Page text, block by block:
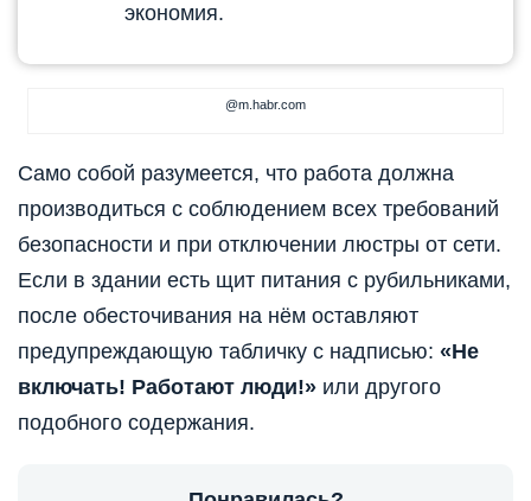
экономия.
@m.habr.com
Само собой разумеется, что работа должна
производиться с соблюдением всех требований
безопасности и при отключении люстры от сети.
Если в здании есть щит питания с рубильниками,
после обесточивания на нём оставляют
предупреждающую табличку с надписью: «Не
включать! Работают люди!» или другого
подобного содержания.